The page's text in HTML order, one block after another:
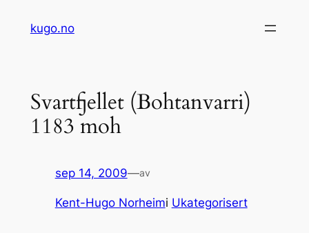
kugo.no
Svartfjellet (Bohtanvarri)
1183 moh
sep 14, 2009—av
Kent-Hugo Norheimi Ukategorisert